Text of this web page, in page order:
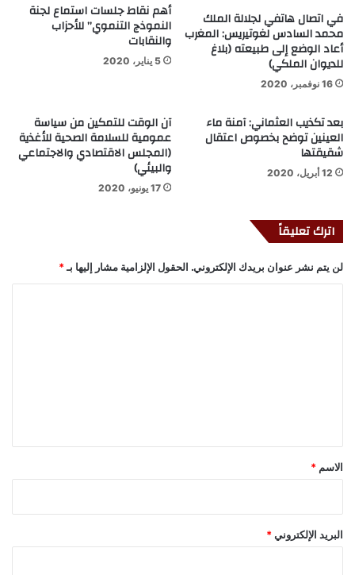
في اتصال هاتفي لجلالة الملك
محمد السادس لغوتيريس: المغرب
أعاد الوضع إلى طبيعته (بلاغ
للديوان الملكي)
16 نوفمبر، 2020
أهم نقاط جلسات استماع لجنة
النموذج التنموي” للأحزاب
والنقابات
5 يناير، 2020
بعد تكذيب العثماني: آمنة ماء
العينين توضح بخصوص اعتقال
شقيقتها
12 أبريل، 2020
آن الوقت للتمكين من سياسة
عمومية للسلامة الصحية للأغذية
(المجلس الاقتصادي والاجتماعي
والبيئي)
17 يونيو، 2020
اترك تعليقاً
لن يتم نشر عنوان بريدك الإلكتروني. الحقول الإلزامية مشار إليها بـ *
*
الاسم *
البريد الإلكتروني *